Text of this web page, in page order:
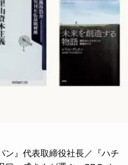
ン』代表取締役社長／『ハチ